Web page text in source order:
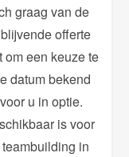
graag van de
offerte
om een keuze te
datum bekend
u in optie.
is voor
in